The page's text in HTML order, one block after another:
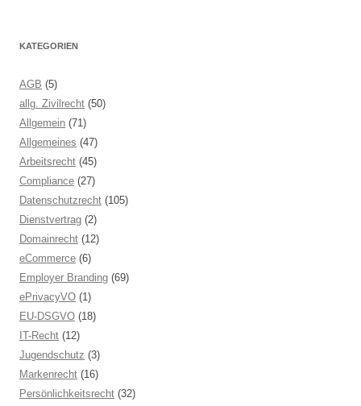
KATEGORIEN
AGB (5)
allg. Zivilrecht (50)
Allgemein (71)
Allgemeines (47)
Arbeitsrecht (45)
Compliance (27)
Datenschutzrecht (105)
Dienstvertrag (2)
Domainrecht (12)
eCommerce (6)
Employer Branding (69)
ePrivacyVO (1)
EU-DSGVO (18)
IT-Recht (12)
Jugendschutz (3)
Markenrecht (16)
Persönlichkeitsrecht (32)